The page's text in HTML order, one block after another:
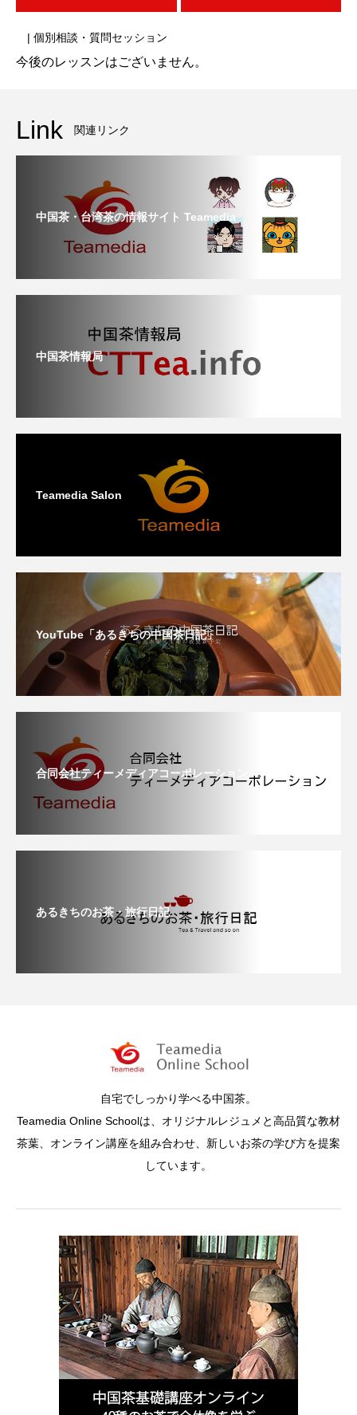
| 個別相談・質問セッション
今後のレッスンはございません。
Link 関連リンク
中国茶・台湾茶の情報サイト Teamedia
中国茶情報局
Teamedia Salon
YouTube「あるきちの中国茶日記」
合同会社ティーメディアコーポレーション
あるきちのお茶・旅行日記
自宅でしっかり学べる中国茶。
Teamedia Online Schoolは、オリジナルレジュメと高品質な教材
茶葉、オンライン講座を組み合わせ、新しいお茶の学び方を提案
しています。